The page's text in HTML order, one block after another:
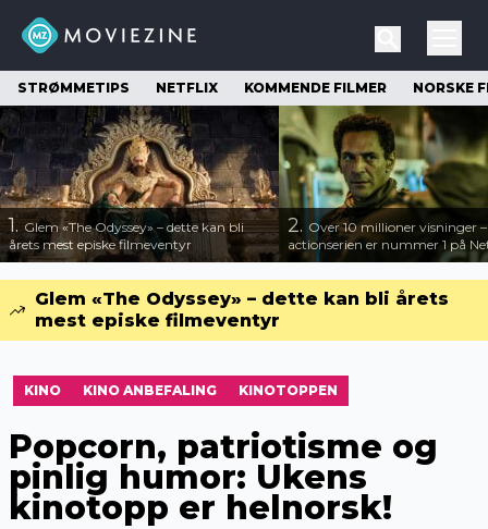
STRØMMETIPS NETFLIX KOMMENDE FILMER NORSKE
1. Glem «The Odyssey» – dette kan bli
årets mest episke filmeventyr
2. Over 10 millioner visninger
actionserien er nummer 1 på
Glem «The Odyssey» – dette kan bli årets
mest episke filmeventyr
KINO KINO ANBEFALING KINOTOPPEN
Popcorn, patriotisme og
pinlig humor: Ukens
kinotopp er helnorsk!